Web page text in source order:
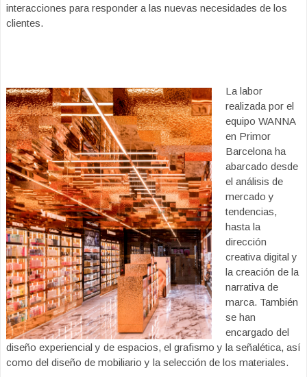
interacciones para responder a las nuevas necesidades de los
clientes.
La labor
realizada por el
equipo WANNA
en Primor
Barcelona ha
abarcado desde
el análisis de
mercado y
tendencias,
hasta la
dirección
creativa digital y
la creación de la
narrativa de
marca. También
se han
encargado del
diseño experiencial y de espacios, el grafismo y la señalética, así
como del diseño de mobiliario y la selección de los materiales.